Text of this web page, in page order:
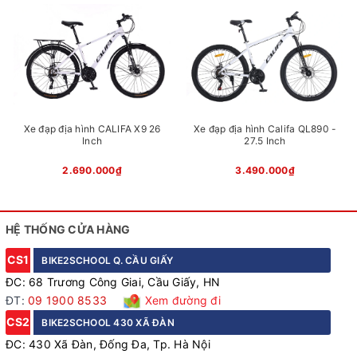
Gạt líp Shimano Tourney TZ độ bền cao
Gạt líp Shimano Tourney TZ, một sản phẩm nổi tiếng với
độ bền cao và khả năng chuyển số mượt mà, đạt hiệu suất
tối ưu.
Xe đạp địa hình CALIFA X9 26
Inch
2.690.000₫
Xe đạp địa hình Califa QL890 -
27.5 Inch
3.490.000₫
HỆ THỐNG CỬA HÀNG
CS1 BIKE2SCHOOL Q. CẦU GIẤY
ĐC: 68 Trương Công Giai, Cầu Giấy, HN
ĐT: 09 1900 8533
Xem đường đi
CS2
BIKE2SCHOOL 430 XÃ ĐÀN
ĐC: 430 Xã Đàn, Đống Đa, Tp. Hà Nội